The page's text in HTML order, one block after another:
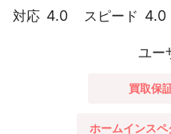
対応 4.0 スピード 4.0
ユー
買取保
ホームインス